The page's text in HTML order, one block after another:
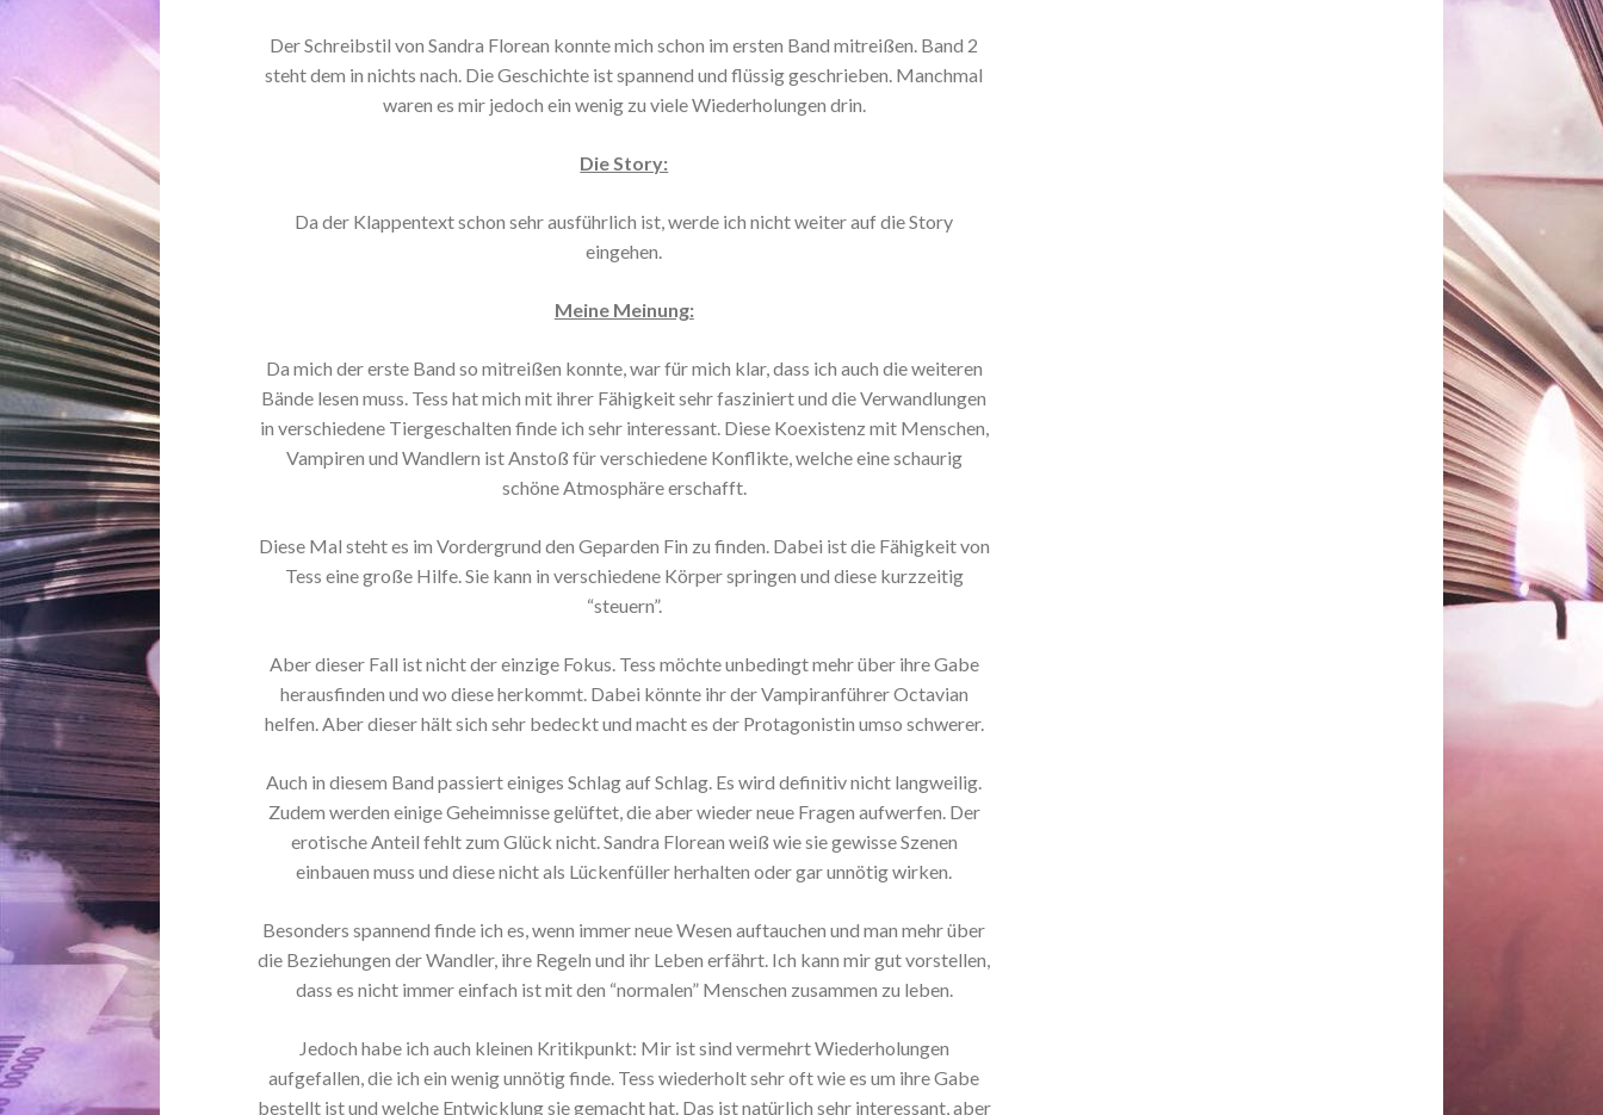
Der Schreibstil von Sandra Florean konnte mich schon im ersten Band mitreißen. Band 2
steht dem in nichts nach. Die Geschichte ist spannend und flüssig geschrieben. Manchmal
waren es mir jedoch ein wenig zu viele Wiederholungen drin.
Die Story:
Da der Klappentext schon sehr ausführlich ist, werde ich nicht weiter auf die Story
eingehen.
Meine Meinung:
Da mich der erste Band so mitreißen konnte, war für mich klar, dass ich auch die weiteren
Bände lesen muss. Tess hat mich mit ihrer Fähigkeit sehr fasziniert und die Verwandlungen
in verschiedene Tiergeschalten finde ich sehr interessant. Diese Koexistenz mit Menschen,
Vampiren und Wandlern ist Anstoß für verschiedene Konflikte, welche eine schaurig
schöne Atmosphäre erschafft.
Diese Mal steht es im Vordergrund den Geparden Fin zu finden. Dabei ist die Fähigkeit von
Tess eine große Hilfe. Sie kann in verschiedene Körper springen und diese kurzzeitig
“steuern”.
Aber dieser Fall ist nicht der einzige Fokus. Tess möchte unbedingt mehr über ihre Gabe
herausfinden und wo diese herkommt. Dabei könnte ihr der Vampiranführer Octavian
helfen. Aber dieser hält sich sehr bedeckt und macht es der Protagonistin umso schwerer.
Auch in diesem Band passiert einiges Schlag auf Schlag. Es wird definitiv nicht langweilig.
Zudem werden einige Geheimnisse gelüftet, die aber wieder neue Fragen aufwerfen. Der
erotische Anteil fehlt zum Glück nicht. Sandra Florean weiß wie sie gewisse Szenen
einbauen muss und diese nicht als Lückenfüller herhalten oder gar unnötig wirken.
Besonders spannend finde ich es, wenn immer neue Wesen auftauchen und man mehr über
die Beziehungen der Wandler, ihre Regeln und ihr Leben erfährt. Ich kann mir gut vorstellen,
dass es nicht immer einfach ist mit den “normalen” Menschen zusammen zu leben.
Jedoch habe ich auch kleinen Kritikpunkt: Mir ist sind vermehrt Wiederholungen
aufgefallen, die ich ein wenig unnötig finde. Tess wiederholt sehr oft wie es um ihre Gabe
bestellt ist und welche Entwicklung sie gemacht hat. Das ist natürlich sehr interessant, aber